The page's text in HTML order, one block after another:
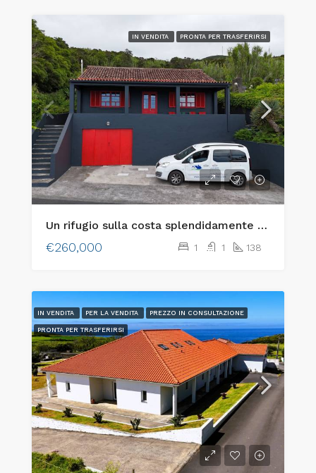
IN VENDITA PRONTA PER TRASFERIRSI
Un rifugio sulla costa splendidamente restaurato sull’isola di Faial, nelle Azzorre!
€260,000 1 1 138
IN VENDITA PER LA VENDITA PREZZO IN CONSULTAZIONE
PRONTA PER TRASFERIRSI